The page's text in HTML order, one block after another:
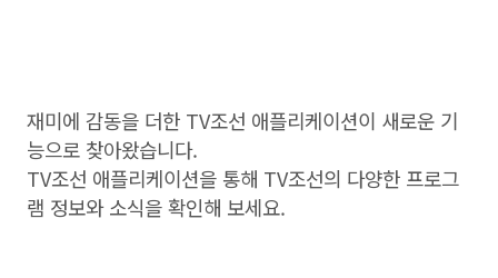
재미에 감동을 더한 TV조선 애플리케이션이 새로운 기
능으로 찾아왔습니다.
TV조선 애플리케이션을 통해 TV조선의 다양한 프로그
램 정보와 소식을 확인해 보세요.